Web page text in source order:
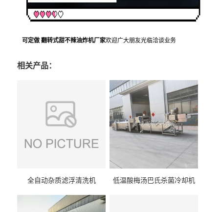
可定做 翻转式甜不辣油炸机厂家欢迎广大朋友光临洽谈业务
相关产品：
全自动杂质滤浮清洗机 低温酸梅汤巴氏杀菌冷却机